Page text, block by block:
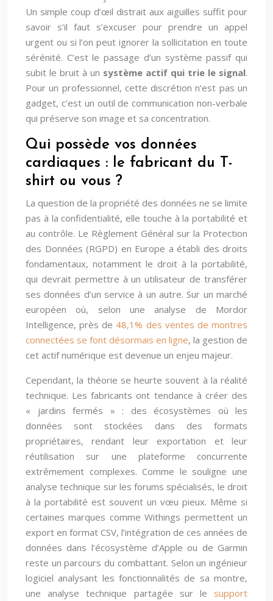
Un simple coup d’œil distrait aux aiguilles suffit pour
savoir s’il faut s’excuser pour prendre un appel
urgent ou si l’on peut ignorer la sollicitation en toute
sérénité. C’est le passage d’un système passif qui
subit le bruit à un système actif qui trie le signal.
Pour un professionnel, cette discrétion n’est pas un
gadget, c’est un outil de communication non-verbale
qui préserve son image et sa concentration.
Qui possède vos données
cardiaques : le fabricant du T-
shirt ou vous ?
La question de la propriété des données ne se limite
pas à la confidentialité, elle touche à la portabilité et
au contrôle. Le Règlement Général sur la Protection
des Données (RGPD) en Europe a établi des droits
fondamentaux, notamment le droit à la portabilité,
qui devrait permettre à un utilisateur de transférer
ses données d’un service à un autre. Sur un marché
européen où, selon une analyse de Mordor
Intelligence, près de 48,1% des ventes de montres
connectées se font désormais en ligne, la gestion de
cet actif numérique est devenue un enjeu majeur.
Cependant, la théorie se heurte souvent à la réalité
technique. Les fabricants ont tendance à créer des
« jardins fermés » : des écosystèmes où les
données sont stockées dans des formats
propriétaires, rendant leur exportation et leur
réutilisation sur une plateforme concurrente
extrêmement complexes. Comme le souligne une
analyse technique sur les forums spécialisés, le droit
à la portabilité est souvent un vœu pieux. Même si
certaines marques comme Withings permettent un
export en format CSV, l’intégration de ces années de
données dans l’écosystème d’Apple ou de Garmin
reste un parcours du combattant. Selon un ingénieur
logiciel analysant les fonctionnalités de sa montre,
une analyse technique partagée sur le support